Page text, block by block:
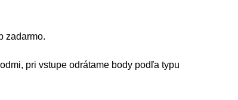
zadarmo.
pri vstupe odrátame body podľa typu